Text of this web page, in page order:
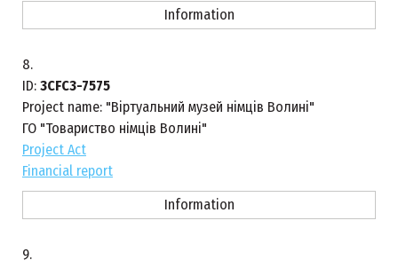
Information
8.
ID: 3CFC3-7575
Project name: "Віртуальний музей німців Волині"
ГО "Товариство німців Волині"
Project Act
Financial report
Information
9.